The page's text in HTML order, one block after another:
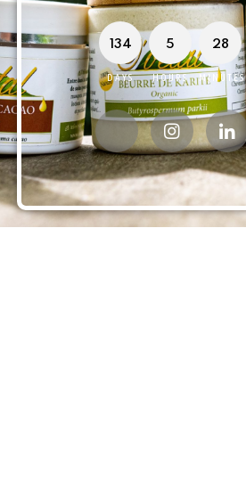
134
DAYS
5
HOURS
28
MINUTES